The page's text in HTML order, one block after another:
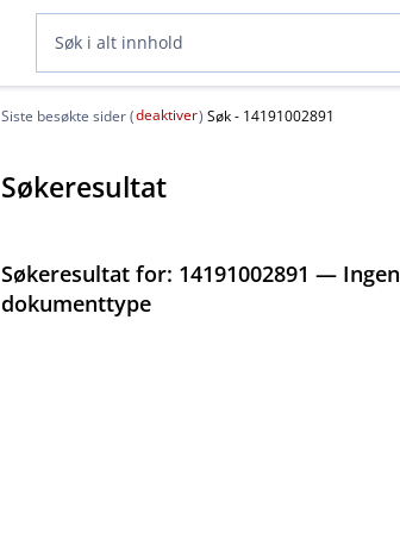
Siste besøkte sider (deaktiver) Søk - 14191002891
Søkeresultat
Søkeresultat for: 14191002891 —
dokumenttype